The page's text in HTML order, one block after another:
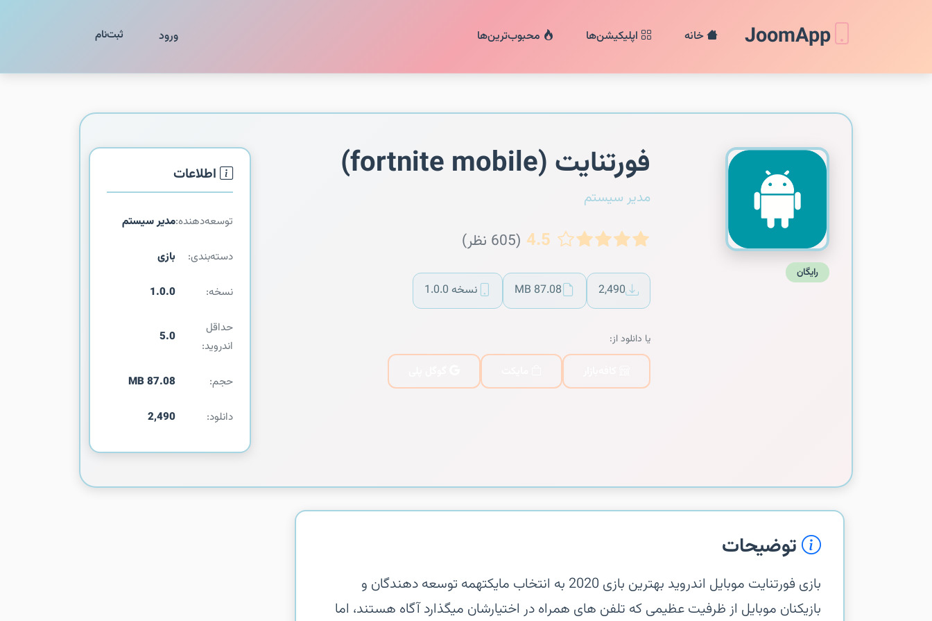
JoomApp خانه اپلیکیشن‌ها محبوب‌ترین‌ها ورود ثبت‌نام
رایگان
فورتنایت (fortnite mobile)
مدیر سیستم
4.5 (605 نظر)
2,490
87.08 MB نسخه 1.0.0
یا دانلود از:
اطلاعات
توسعه‌دهنده:مدیر سیستم
دسته‌بندی: بازی
نسخه: 1.0.0
حداقل
اندروید:
5.0
حجم: 87.08 MB
دانلود: 2,490
توضیحات
بازی فورتنایت موبایل اندروید بهترین بازی 2020 به انتخاب مایکتهمه توسعه دهندگان و
بازیکنان موبایل از ظرفیت عظیمی که تلفن های همراه در اختیارشان میگذارد آگاه هستند، اما